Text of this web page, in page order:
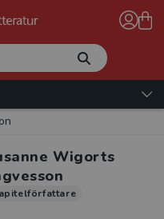
Wigorts